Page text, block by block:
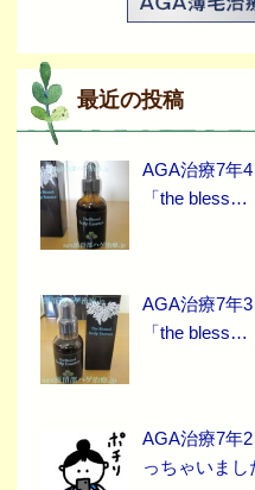
最近の投稿
AGA治療7年
「the bless…
AGA治療7年
「the bless…
AGA治療7年
っちゃいま